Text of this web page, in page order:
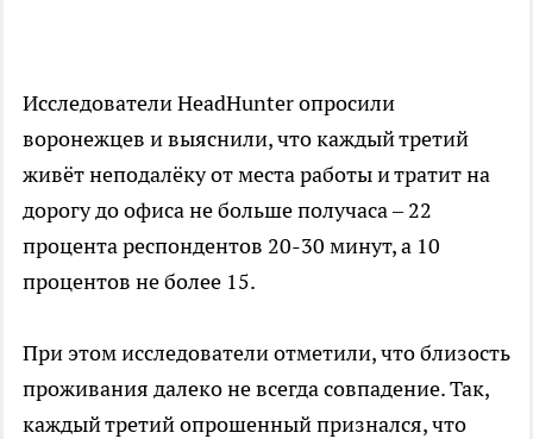
Исследователи HeadHunter опросили
воронежцев и выяснили, что каждый третий
живёт неподалёку от места работы и тратит на
дорогу до офиса не больше получаса – 22
процента респондентов 20-30 минут, а 10
процентов не более 15.
При этом исследователи отметили, что близость
проживания далеко не всегда совпадение. Так,
каждый третий опрошенный признался, что